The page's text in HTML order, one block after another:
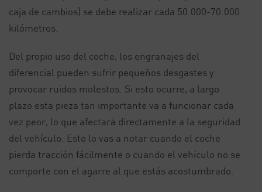
caja de cambios) se debe realizar cada 50.000-70.000
kilómetros.
Del propio uso del coche, los engranajes del
diferencial pueden sufrir pequeños desgastes y
provocar ruidos molestos. Si esto ocurre, a largo
plazo esta pieza tan importante va a funcionar cada
vez peor, lo que afectará directamente a la seguridad
del vehículo. Esto lo vas a notar cuando el coche
pierda tracción fácilmente o cuando el vehículo no se
comporte con el agarre al que estás acostumbrado.